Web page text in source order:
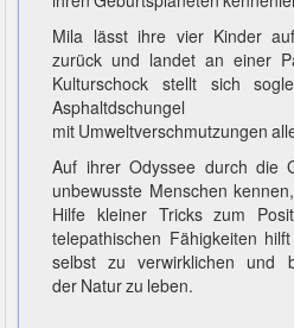
Mila lässt ihre vier Kinder
zurück und landet an einer
Kulturschock stellt sich
mit Umweltverschmutzungen
Auf ihrer Odyssee durch die
unbewusste Menschen
Hilfe kleiner Tricks zum
telepathischen Fähigkeiten
selbst zu verwirklichen und
der Natur zu leben.